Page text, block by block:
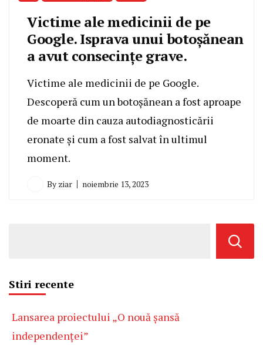
Victime ale medicinii de pe
Google. Isprava unui botoșănean
a avut consecințe grave.
Victime ale medicinii de pe Google.
Descoperă cum un botoșănean a fost aproape
de moarte din cauza autodiagnosticării
eronate și cum a fost salvat în ultimul
moment.
By ziar noiembrie 13, 2023
Stiri recente
Lansarea proiectului „O nouă șansă
independenței”